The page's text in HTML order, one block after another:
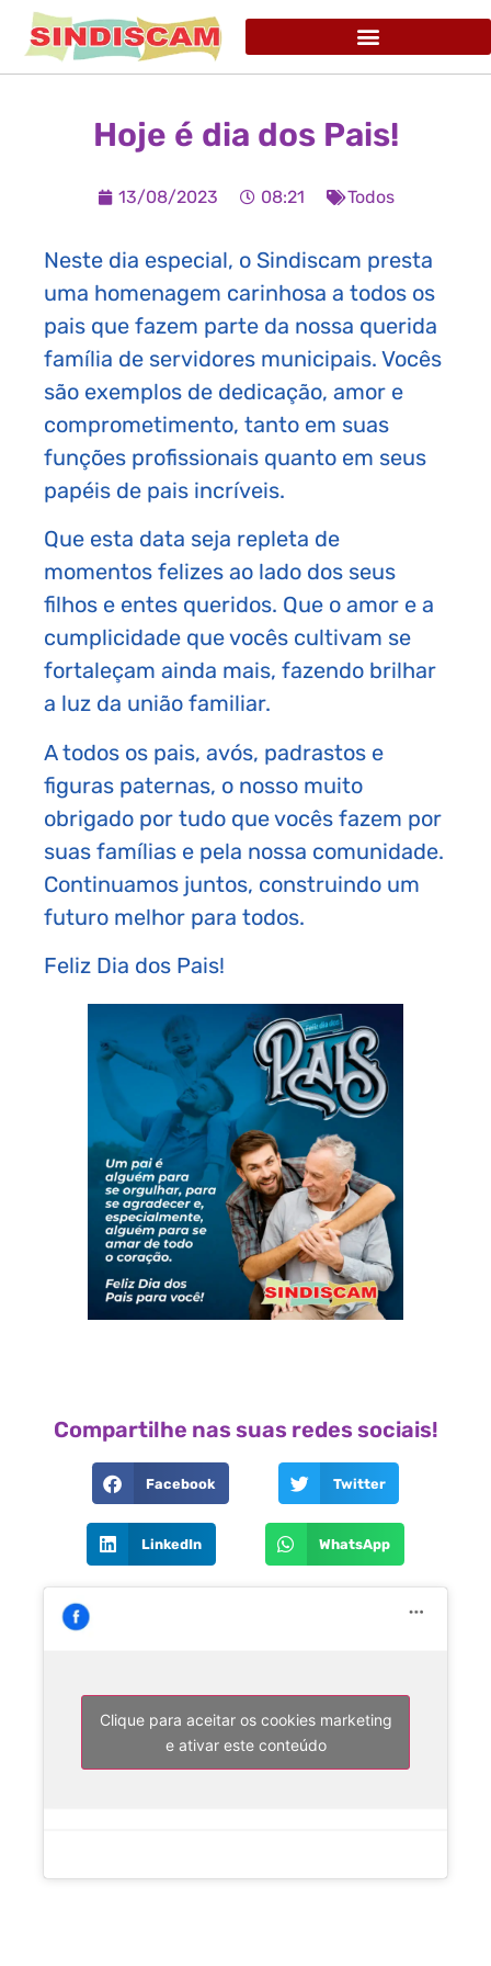
Hoje é dia dos Pais!
13/08/2023 08:21 Todos
Neste dia especial, o Sindiscam presta
uma homenagem carinhosa a todos os
pais que fazem parte da nossa querida
família de servidores municipais. Vocês
são exemplos de dedicação, amor e
comprometimento, tanto em suas
funções profissionais quanto em seus
papéis de pais incríveis.
Que esta data seja repleta de
momentos felizes ao lado dos seus
filhos e entes queridos. Que o amor e a
cumplicidade que vocês cultivam se
fortaleçam ainda mais, fazendo brilhar
a luz da união familiar.
A todos os pais, avós, padrastos e
figuras paternas, o nosso muito
obrigado por tudo que vocês fazem por
suas famílias e pela nossa comunidade.
Continuamos juntos, construindo um
futuro melhor para todos.
Feliz Dia dos Pais!
Compartilhe nas suas redes sociais!
Facebook Twitter
LinkedIn WhatsApp
Clique para aceitar os cookies marketing
e ativar este conteúdo